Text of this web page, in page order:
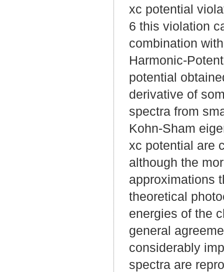
xc potential
6 this violation
combination
Harmonic-
potential
derivative of
spectra from
Kohn-Sham
xc potential are
although the
approximations
theoretical
energies of the
general
considerably
spectra are